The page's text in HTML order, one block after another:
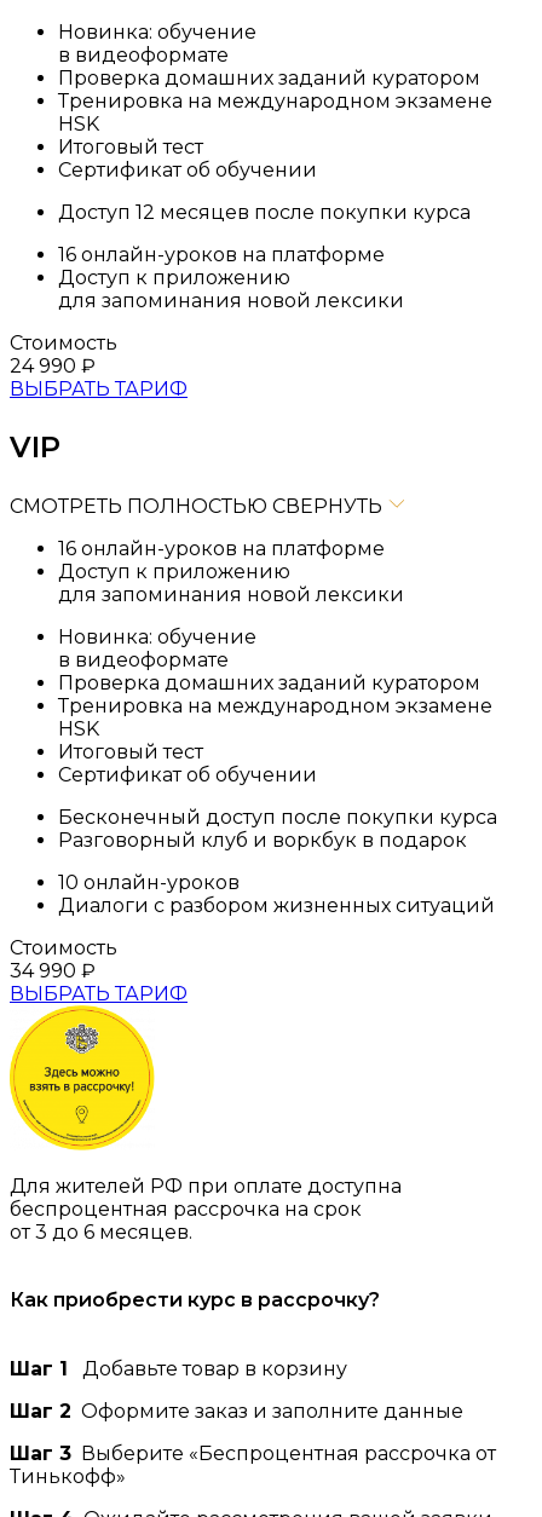
Новинка: обучение
в видеоформате
Проверка домашних заданий куратором
Тренировка на международном экзамене
HSK
Итоговый тест
Сертификат об обучении
Доступ 12 месяцев после покупки курса
16 онлайн-уроков на платформе
Доступ к приложению
для запоминания новой лексики
Стоимость
24 990 ₽
ВЫБРАТЬ ТАРИФ
VIP
СМОТРЕТЬ ПОЛНОСТЬЮ СВЕРНУТЬ
16 онлайн-уроков на платформе
Доступ к приложению
для запоминания новой лексики
Новинка: обучение
в видеоформате
Проверка домашних заданий куратором
Тренировка на международном экзамене
HSK
Итоговый тест
Сертификат об обучении
Бесконечный доступ после покупки курса
Разговорный клуб и воркбук в подарок
10 онлайн-уроков
Диалоги с разбором жизненных ситуаций
Стоимость
34 990 ₽
ВЫБРАТЬ ТАРИФ
Для жителей РФ при оплате доступна
беспроцентная рассрочка на срок
от 3 до 6 месяцев.
Как приобрести курс в рассрочку?
Шаг 1 Добавьте товар в корзину
Шаг 2 Оформите заказ и заполните данные
Шаг 3 Выберите «Беспроцентная рассрочка от
Тинькофф»